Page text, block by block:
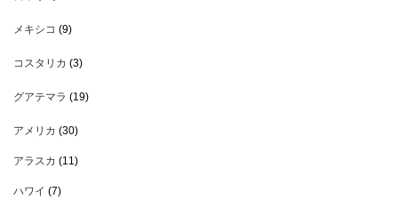
メキシコ (9)
コスタリカ (3)
グアテマラ (19)
アメリカ (30)
アラスカ (11)
ハワイ (7)